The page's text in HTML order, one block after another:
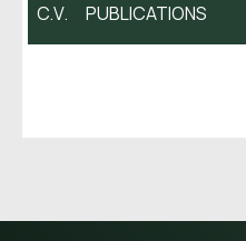
C.V. PUBLICATIONS